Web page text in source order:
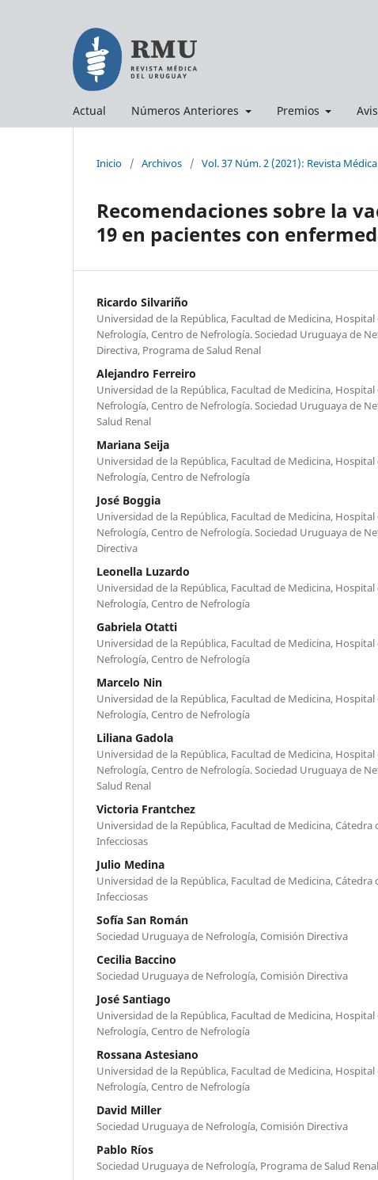
Actual Números Anteriores Premios
Inicio / Archivos / Vol. 37 Núm. 2 (2021): Revista
Recomendaciones sobre la
19 en pacientes con
Ricardo Silvariño
Universidad de la República, Facultad de Medicina, Hospital
Nefrología, Centro de Nefrología. Sociedad Uruguaya de
Directiva, Programa de Salud Renal
Alejandro Ferreiro
Universidad de la República, Facultad de Medicina, Hospital
Nefrología, Centro de Nefrología. Sociedad Uruguaya de
Salud Renal
Mariana Seija
Universidad de la República, Facultad de Medicina, Hospital
Nefrología, Centro de Nefrología
José Boggia
Universidad de la República, Facultad de Medicina, Hospital
Nefrología, Centro de Nefrología. Sociedad Uruguaya de
Directiva
Leonella Luzardo
Universidad de la República, Facultad de Medicina, Hospital
Nefrología, Centro de Nefrología
Gabriela Otatti
Universidad de la República, Facultad de Medicina, Hospital
Nefrología, Centro de Nefrología
Marcelo Nin
Universidad de la República, Facultad de Medicina, Hospital
Nefrología, Centro de Nefrología
Liliana Gadola
Universidad de la República, Facultad de Medicina, Hospital
Nefrología, Centro de Nefrología. Sociedad Uruguaya de
Salud Renal
Victoria Frantchez
Universidad de la República, Facultad de Medicina, Cátedra
Infecciosas
Julio Medina
Universidad de la República, Facultad de Medicina, Cátedra
Infecciosas
Sofía San Román
Sociedad Uruguaya de Nefrología, Comisión Directiva
Cecilia Baccino
Sociedad Uruguaya de Nefrología, Comisión Directiva
José Santiago
Universidad de la República, Facultad de Medicina, Hospital
Nefrología, Centro de Nefrología
Rossana Astesiano
Universidad de la República, Facultad de Medicina, Hospital
Nefrología, Centro de Nefrología
David Miller
Sociedad Uruguaya de Nefrología, Comisión Directiva
Pablo Ríos
Sociedad Uruguaya de Nefrología, Programa de Salud Renal